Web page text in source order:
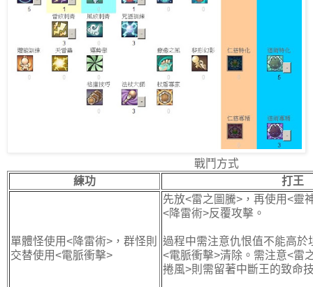
戰鬥方式
練功
打王
單體怪使用<降雷術>，群怪則
交替使用<電脈衝擊>
先放<雷之圖騰>，再使用<靈
<降雷術>反覆攻擊。
過程中需注意仇恨值不能高於
<電脈衝擊>清除。需注意<雷
捲風>則需留著中斷王的致命